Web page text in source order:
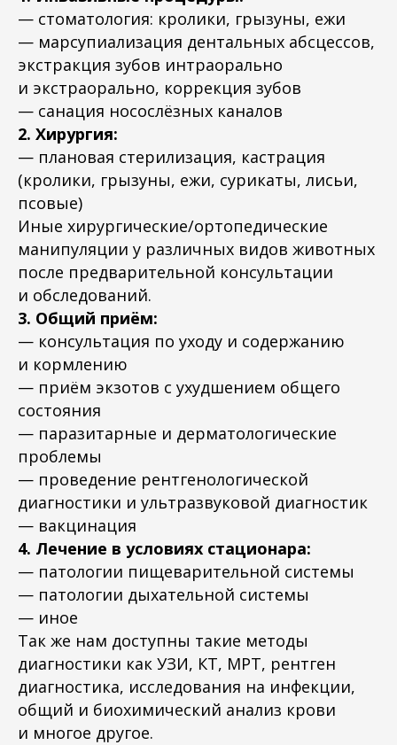
— стоматология: кролики, грызуны, ежи
— марсупиализация дентальных абсцессов,
экстракция зубов интраорально
и экстраорально, коррекция зубов
— санация носослёзных каналов
2. Хирургия:
— плановая стерилизация, кастрация
(кролики, грызуны, ежи, сурикаты, лисьи,
псовые)
Иные хирургические/ортопедические
манипуляции у различных видов животных
после предварительной консультации
и обследований.
3. Общий приём:
— консультация по уходу и содержанию
и кормлению
— ⁠приём экзотов с ухудшением общего
состояния
— паразитарные и дерматологические
проблемы
— ⁠проведение рентгенологической
диагностики и ультразвуковой диагностик
— вакцинация
4. Лечение в условиях стационара:
— патологии пищеварительной системы
— патологии дыхательной системы
— иное
Так же нам доступны такие методы
диагностики как УЗИ, КТ, МРТ, рентген
диагностика, исследования на инфекции,
общий и биохимический анализ крови
и многое другое.